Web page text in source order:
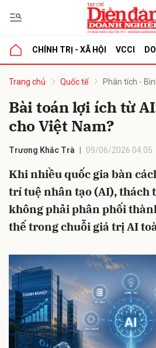
CHÍNH TRỊ - XÃ HỘI VCCI
Trang chủ Quốc tế Phân tích -
Bài toán lợi ích từ
cho Việt Nam?
Trương Khắc Trà 09/06/2026 04:05
Khi nhiều quốc gia bàn
trí tuệ nhân tạo (AI), thách
không phải phân phối
thế trong chuỗi giá trị AI
luận